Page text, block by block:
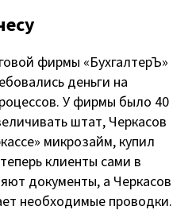
фирмы «БухгалтерЪ»
деньги на
У фирмы было 40
штат, Черкасов
микрозайм, купил
клиенты сами в
документы, а Черкасов
необходимые проводки.